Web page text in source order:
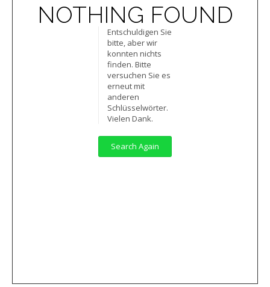
NOTHING FOUND
Entschuldigen Sie
bitte, aber wir
konnten nichts
finden. Bitte
versuchen Sie es
erneut mit
anderen
Schlüsselwörter.
Vielen Dank.
Search Again